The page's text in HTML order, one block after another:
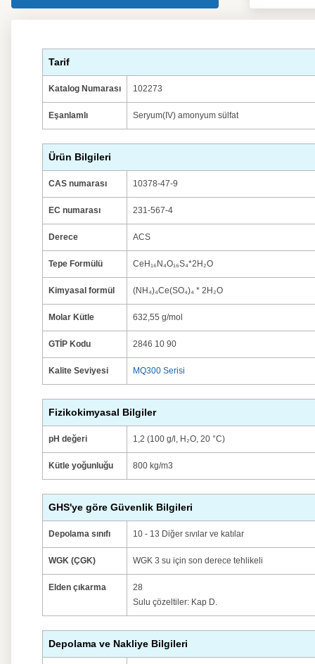
Tarif
Katalog Numarası 102273
Eşanlamlı Seryum(IV) amonyum sülfat
Ürün Bilgileri
CAS numarası 10378-47-9
EC numarası 231-567-4
Derece ACS
Tepe Formülü CeH₁₆N₄O₁₆S₄*2H₂O
Kimyasal formül (NH₄)₄Ce(SO₄)₄ * 2H₂O
Molar Kütle 632,55 g/mol
GTİP Kodu 2846 10 90
Kalite Seviyesi MQ300 Serisi
Fizikokimyasal Bilgiler
pH değeri 1,2 (100 g/l, H₂O, 20 °C)
Kütle yoğunluğu 800 kg/m3
GHS'ye göre Güvenlik Bilgileri
Depolama sınıfı 10 - 13 Diğer sıvılar ve katılar
WGK (ÇGK) WGK 3 su için son derece tehlikeli
Elden çıkarma
28
Sulu çözeltiler: Kap D.
Depolama ve Nakliye Bilgileri